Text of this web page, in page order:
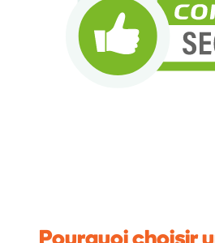
Pourquoi choisir